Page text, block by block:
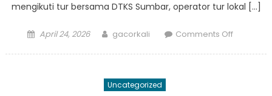
mengikuti tur bersama DTKS Sumbar, operator tur lokal […]
Posted
April 24, 2026 Author
gacorkali Comments Offon
Uncategorized